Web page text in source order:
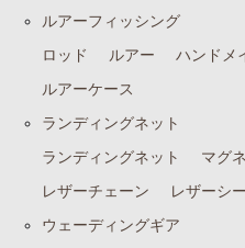
ルアーフィッシング
ロッド
ルアー ハンドメ
ルアーケース
ランディングネット
ランディングネット
マグ
レザーチェーン
レザーシ
ウェーディングギア